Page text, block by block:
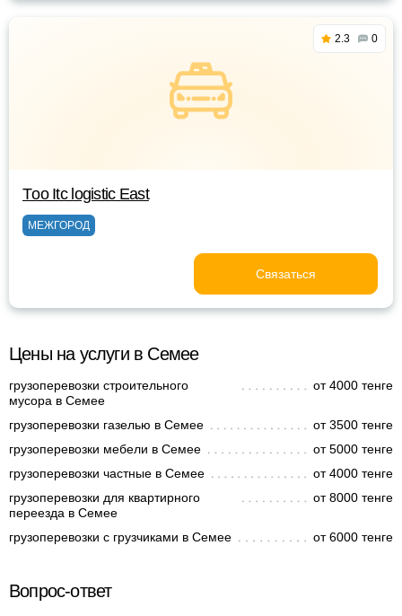
2.3 0
Тoo Itc logistic East
МЕЖГОРОД
Связаться
Цены на услуги в Семее
грузоперевозки строительного
мусора в Семее
от 4000 тенге
грузоперевозки газелью в Семее
от 3500 тенге
грузоперевозки мебели в Семее
от 5000 тенге
грузоперевозки частные в Семее
от 4000 тенге
грузоперевозки для квартирного
переезда в Семее
от 8000 тенге
грузоперевозки с грузчиками в Семее от 6000 тенге
Вопрос-ответ